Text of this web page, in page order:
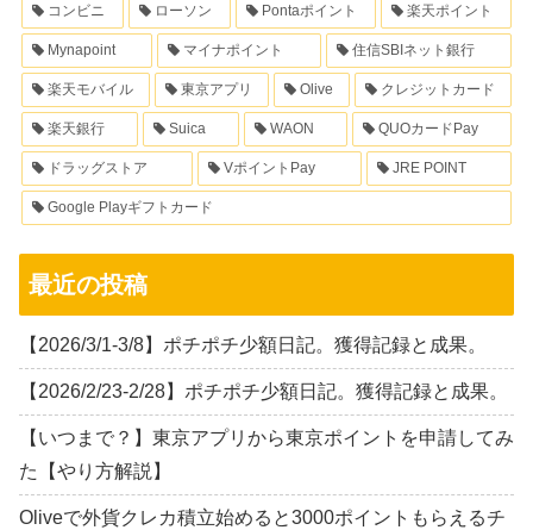
コンビニ ローソン Pontaポイント 楽天ポイント
Mynapoint マイナポイント 住信SBIネット銀行
楽天モバイル 東京アプリ Olive クレジットカード
楽天銀行 Suica WAON QUOカードPay
ドラッグストア VポイントPay JRE POINT
Google Playギフトカード
最近の投稿
【2026/3/1-3/8】ポチポチ少額日記。獲得記録と成果。
【2026/2/23-2/28】ポチポチ少額日記。獲得記録と成果。
【いつまで？】東京アプリから東京ポイントを申請してみ
た【やり方解説】
Oliveで外貨クレカ積立始めると3000ポイントもらえるチ